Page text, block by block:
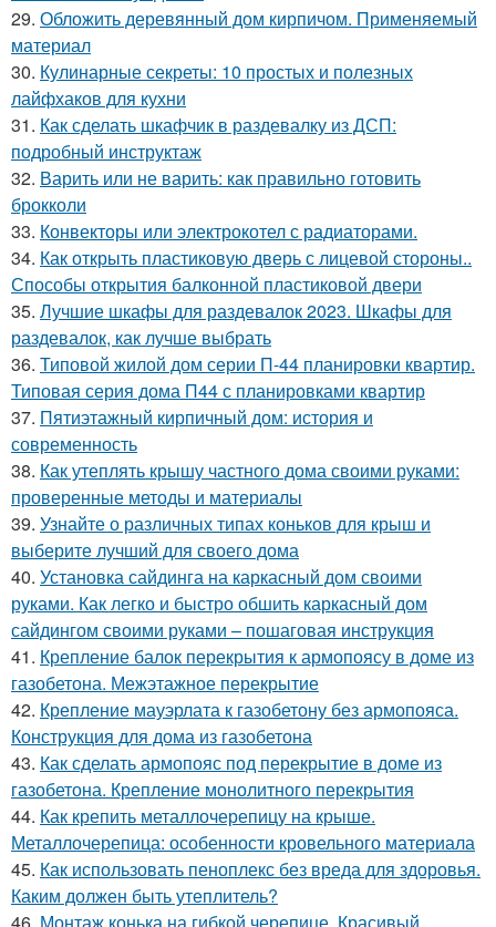
29. Обложить деревянный дом кирпичом. Применяемый
материал
30. Кулинарные секреты: 10 простых и полезных
лайфхаков для кухни
31. Как сделать шкафчик в раздевалку из ДСП:
подробный инструктаж
32. Варить или не варить: как правильно готовить
брокколи
33. Конвекторы или электрокотел с радиаторами.
34. Как открыть пластиковую дверь с лицевой стороны..
Способы открытия балконной пластиковой двери
35. Лучшие шкафы для раздевалок 2023. Шкафы для
раздевалок, как лучше выбрать
36. Типовой жилой дом серии П-44 планировки квартир.
Типовая серия дома П44 с планировками квартир
37. Пятиэтажный кирпичный дом: история и
современность
38. Как утеплять крышу частного дома своими руками:
проверенные методы и материалы
39. Узнайте о различных типах коньков для крыш и
выберите лучший для своего дома
40. Установка сайдинга на каркасный дом своими
руками. Как легко и быстро обшить каркасный дом
сайдингом своими руками – пошаговая инструкция
41. Крепление балок перекрытия к армопоясу в доме из
газобетона. Межэтажное перекрытие
42. Крепление мауэрлата к газобетону без армопояса.
Конструкция для дома из газобетона
43. Как сделать армопояс под перекрытие в доме из
газобетона. Крепление монолитного перекрытия
44. Как крепить металлочерепицу на крыше.
Металлочерепица: особенности кровельного материала
45. Как использовать пеноплекс без вреда для здоровья.
Каким должен быть утеплитель?